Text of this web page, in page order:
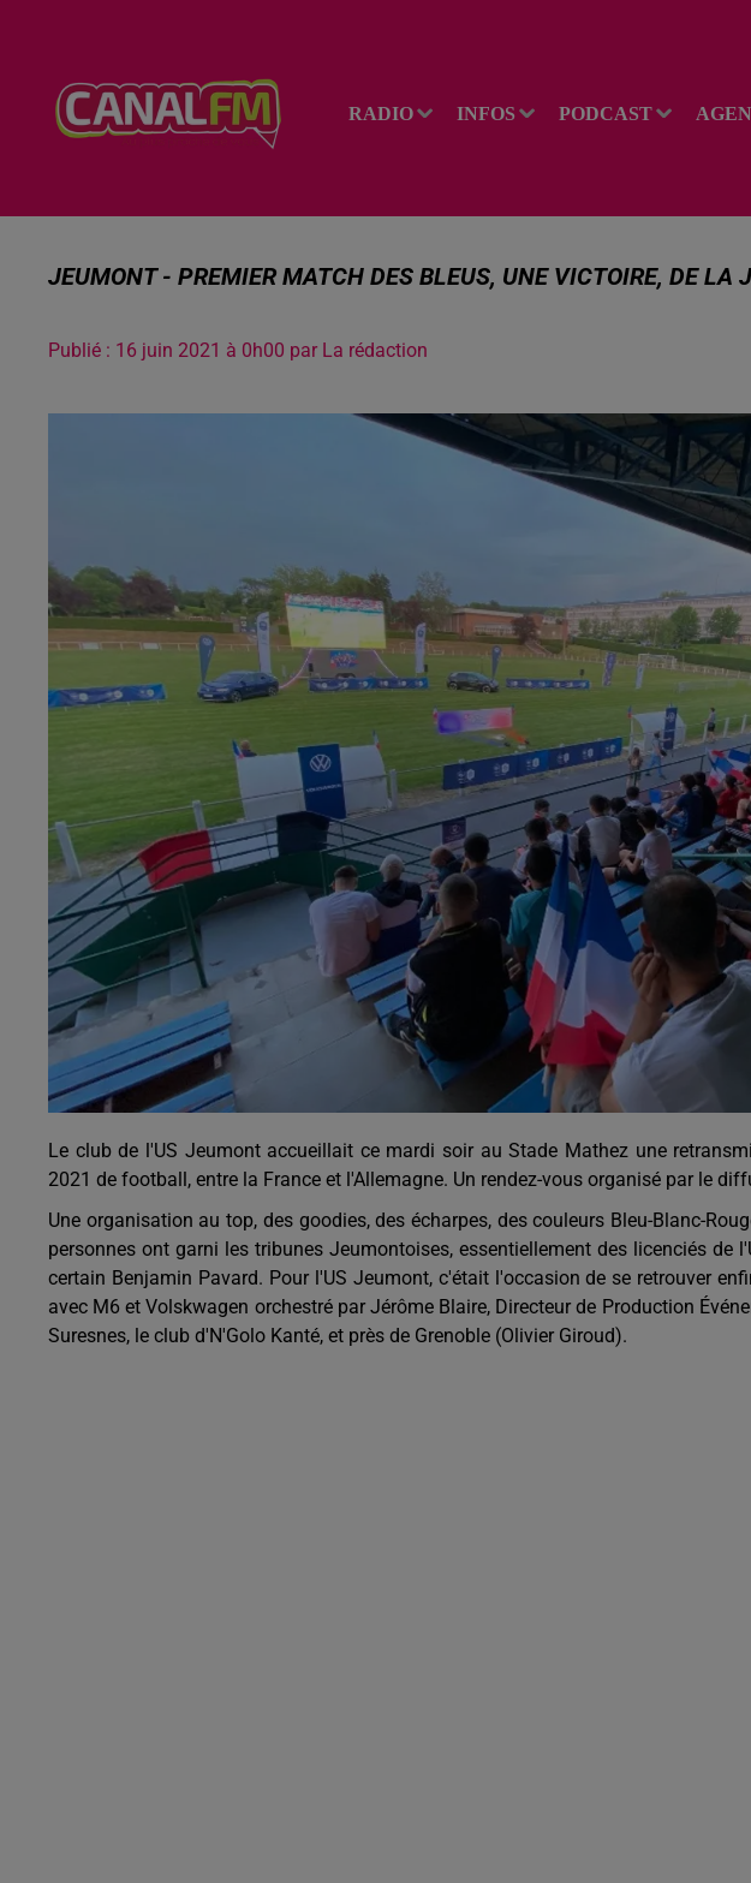
RADIO INFOS PODCAST
JEUMONT - PREMIER MATCH DES BLEUS, UNE VICTOIRE, DE LA
Publié : 16 juin 2021 à 0h00 par La rédaction
Le club de l'US Jeumont accueillait ce mardi soir au Stade Mathez une
2021 de football, entre la France et l'Allemagne. Un rendez-vous organisé par le
Une organisation au top, des goodies, des écharpes, des couleurs Bleu-Blanc-
personnes ont garni les tribunes Jeumontoises, essentiellement des licenciés de
certain Benjamin Pavard. Pour l'US Jeumont, c'était l'occasion de se retrouver
avec M6 et Volskwagen orchestré par Jérôme Blaire, Directeur de Production
Suresnes, le club d'N'Golo Kanté, et près de Grenoble (Olivier Giroud).
5h00 - 6h00
Le Before du Réveil de Canal FM !
6h00 -
Le